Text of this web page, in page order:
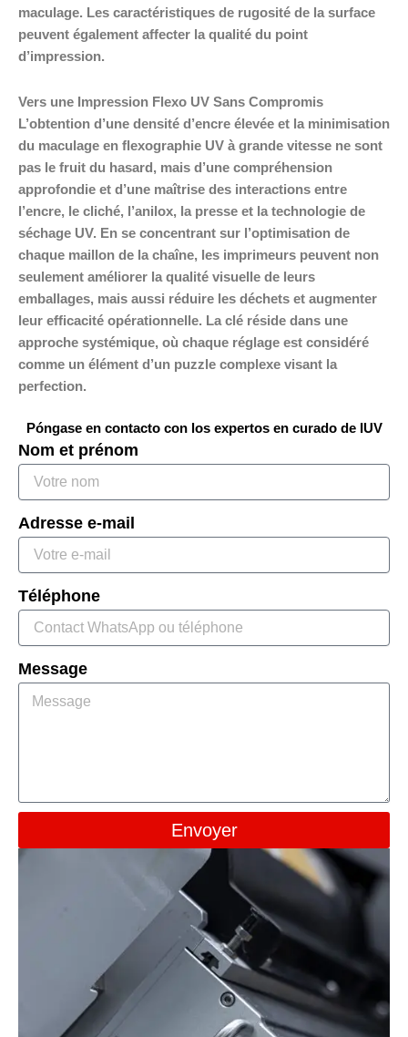
maculage. Les caractéristiques de rugosité de la surface
peuvent également affecter la qualité du point
d’impression.
Vers une Impression Flexo UV Sans Compromis
L’obtention d’une densité d’encre élevée et la minimisation
du maculage en flexographie UV à grande vitesse ne sont
pas le fruit du hasard, mais d’une compréhension
approfondie et d’une maîtrise des interactions entre
l’encre, le cliché, l’anilox, la presse et la technologie de
séchage UV. En se concentrant sur l’optimisation de
chaque maillon de la chaîne, les imprimeurs peuvent non
seulement améliorer la qualité visuelle de leurs
emballages, mais aussi réduire les déchets et augmenter
leur efficacité opérationnelle. La clé réside dans une
approche systémique, où chaque réglage est considéré
comme un élément d’un puzzle complexe visant la
perfection.
Póngase en contacto con los expertos en curado de IUV
Nom et prénom
Adresse e-mail
Téléphone
Message
Envoyer